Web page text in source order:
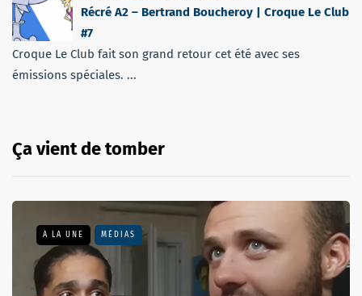
Récré A2 – Bertrand Boucheroy | Croque Le Club
#7
Croque Le Club fait son grand retour cet été avec ses
émissions spéciales. ...
Ça vient de tomber
A LA UNE MÉDIAS